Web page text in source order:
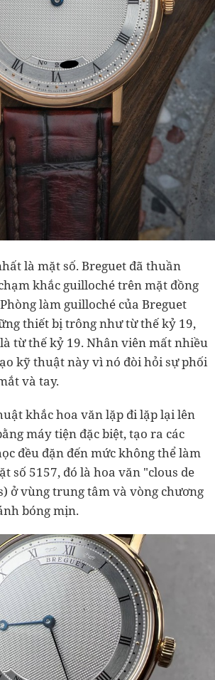
là mặt số. Breguet đã thuần
khắc guilloché trên mặt đồng
làm guilloché của Breguet
thiết bị trông như từ thế kỷ 19,
từ thế kỷ 19. Nhân viên mất nhiều
kỹ thuật này vì nó đòi hỏi sự phối
và tay.
khắc hoa văn lặp đi lặp lại lên
máy tiện đặc biệt, tạo ra các
đều đặn đến mức không thể làm
số 5157, đó là hoa văn "clous de
ở vùng trung tâm và vòng chương
bóng mịn.